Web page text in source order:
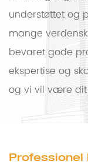
understøttet og
mange
bevaret gode
ekspertise og
og vi vil være
Professionel